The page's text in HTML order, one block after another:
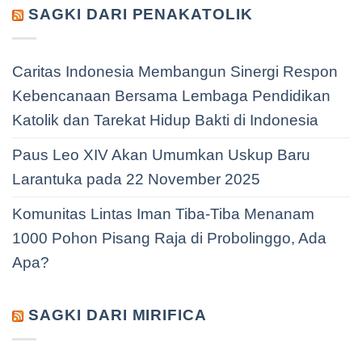
SAGKI DARI PENAKATOLIK
Caritas Indonesia Membangun Sinergi Respon
Kebencanaan Bersama Lembaga Pendidikan
Katolik dan Tarekat Hidup Bakti di Indonesia
Paus Leo XIV Akan Umumkan Uskup Baru
Larantuka pada 22 November 2025
Komunitas Lintas Iman Tiba-Tiba Menanam
1000 Pohon Pisang Raja di Probolinggo, Ada
Apa?
SAGKI DARI MIRIFICA